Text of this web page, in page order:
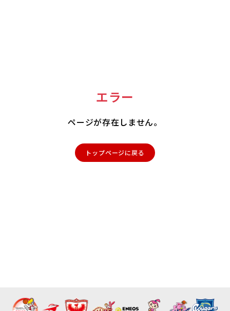
エラー
ページが存在しません。
トップページに戻る